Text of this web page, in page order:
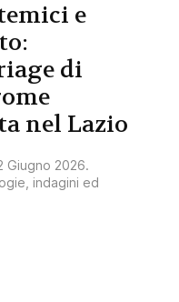
e
di
nel Lazio
Giugno 2026.
indagini ed